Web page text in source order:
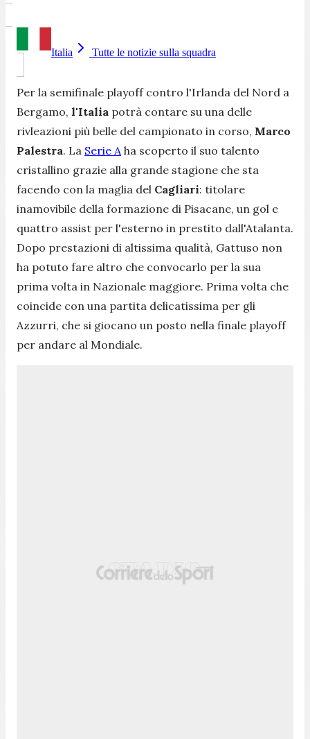
Italia Tutte le notizie sulla squadra
Per la semifinale playoff contro l'Irlanda del Nord a
Bergamo, l'Italia potrà contare su una delle
rivleazioni più belle del campionato in corso, Marco
Palestra. La Serie A ha scoperto il suo talento
cristallino grazie alla grande stagione che sta
facendo con la maglia del Cagliari: titolare
inamovibile della formazione di Pisacane, un gol e
quattro assist per l'esterno in prestito dall'Atalanta.
Dopo prestazioni di altissima qualità, Gattuso non
ha potuto fare altro che convocarlo per la sua
prima volta in Nazionale maggiore. Prima volta che
coincide con una partita delicatissima per gli
Azzurri, che si giocano un posto nella finale playoff
per andare al Mondiale.